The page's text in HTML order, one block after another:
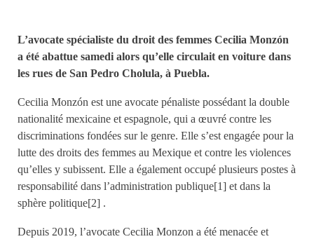
L’avocate spécialiste du droit des femmes Cecilia Monzón
a été abattue samedi alors qu’elle circulait en voiture dans
les rues de San Pedro Cholula, à Puebla.
Cecilia Monzón est une avocate pénaliste possédant la double
nationalité mexicaine et espagnole, qui a œuvré contre les
discriminations fondées sur le genre. Elle s’est engagée pour la
lutte des droits des femmes au Mexique et contre les violences
qu’elles y subissent. Elle a également occupé plusieurs postes à
responsabilité dans l’administration publique[1] et dans la
sphère politique[2] .
Depuis 2019, l’avocate Cecilia Monzon a été menacée et